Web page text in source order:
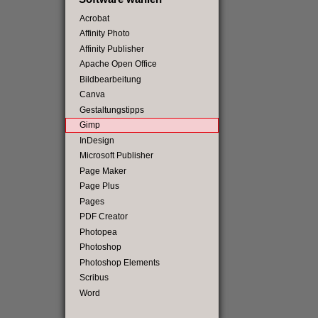
Acrobat
Affinity Photo
Affinity Publisher
Apache Open Office
Bildbearbeitung
Canva
Gestaltungstipps
Gimp
InDesign
Microsoft Publisher
Page Maker
Page Plus
Pages
PDF Creator
Photopea
Photoshop
Photoshop Elements
Scribus
Word